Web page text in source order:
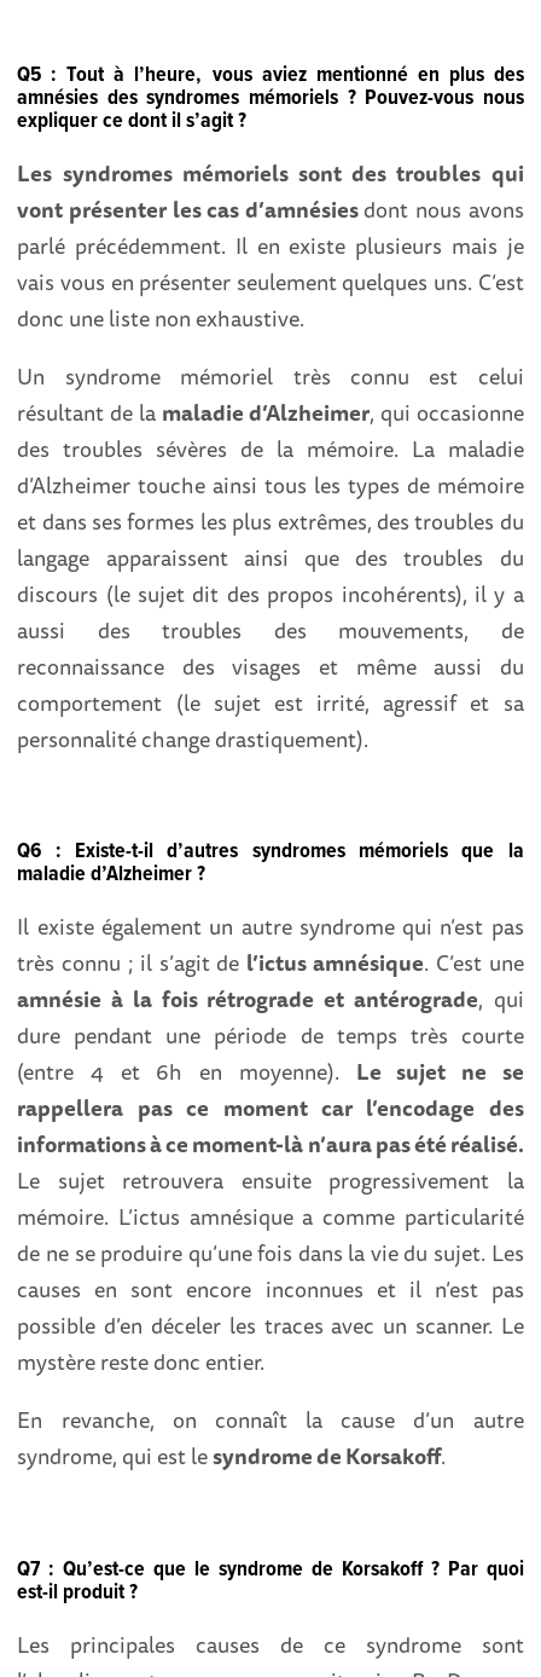
Q5 : Tout à l’heure, vous aviez mentionné en plus des
amnésies des syndromes mémoriels ? Pouvez-vous nous
expliquer ce dont il s’agit ?
Les syndromes mémoriels sont des troubles qui
vont présenter les cas d’amnésiesdont nous avons
parlé précédemment. Il en existe plusieurs mais je
vais vous en présenter seulement quelques uns. C’est
donc une liste non exhaustive.
Un syndrome mémoriel très connu est celui
résultant de la maladie d’Alzheimer, qui occasionne
des troubles sévères de la mémoire. La maladie
d’Alzheimer touche ainsi tous les types de mémoire
et dans ses formes les plus extrêmes, des troubles du
langage apparaissent ainsi que des troubles du
discours (le sujet dit des propos incohérents), il y a
aussi des troubles des mouvements, de
reconnaissance des visages et même aussi du
comportement (le sujet est irrité, agressif et sa
personnalité change drastiquement).
Q6 : Existe-t-il d’autres syndromes mémoriels que la
maladie d’Alzheimer ?
Il existe également un autre syndrome qui n’est pas
très connu ; il s’agit de l’ictus amnésique. C’est une
amnésie à la fois rétrograde et antérograde, qui
dure pendant une période de temps très courte
(entre 4 et 6h en moyenne). Le sujet ne se
rappellera pas ce moment car l’encodage des
informations à ce moment-là n’aura pas été réalisé.
Le sujet retrouvera ensuite progressivement la
mémoire. L’ictus amnésique a comme particularité
de ne se produire qu’une fois dans la vie du sujet. Les
causes en sont encore inconnues et il n’est pas
possible d’en déceler les traces avec un scanner. Le
mystère reste donc entier.
En revanche, on connaît la cause d’un autre
syndrome, qui est lesyndrome de Korsakoff.
Q7 : Qu’est-ce que le syndrome de Korsakoff ? Par quoi
est-il produit ?
Les principales causes de ce syndrome sont